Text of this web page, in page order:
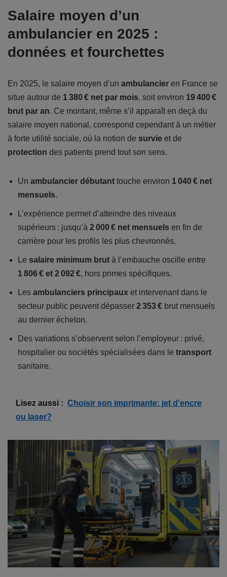
Salaire moyen d’un
ambulancier en 2025 :
données et fourchettes
En 2025, le salaire moyen d’un ambulancier en France se
situe autour de 1 380 € net par mois, soit environ 19 400 €
brut par an. Ce montant, même s’il apparaît en deçà du
salaire moyen national, correspond cependant à un métier
à forte utilité sociale, où la notion de survie et de
protection des patients prend tout son sens.
Un ambulancier débutant touche environ 1 040 € net
mensuels.
L’expérience permet d’atteindre des niveaux
supérieurs : jusqu’à 2 000 € net mensuels en fin de
carrière pour les profils les plus chevronnés.
Le salaire minimum brut à l’embauche oscille entre
1 806 € et 2 092 €, hors primes spécifiques.
Les ambulanciers principaux et intervenant dans le
secteur public peuvent dépasser 2 353 € brut mensuels
au dernier échelon.
Des variations s’observent selon l’employeur : privé,
hospitalier ou sociétés spécialisées dans le transport
sanitaire.
Lisez aussi : Choisir son imprimante: jet d'encre
ou laser?